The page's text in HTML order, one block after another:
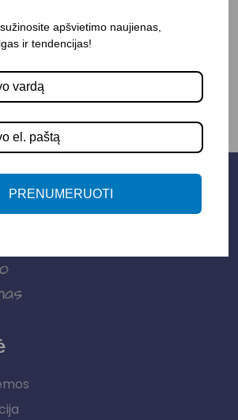
Į KREPŠELĮ
apšvietimo naujienas,
ir tendencijas!
PRENUMERUOTI